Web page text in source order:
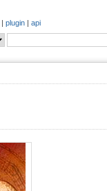
| plugin | api